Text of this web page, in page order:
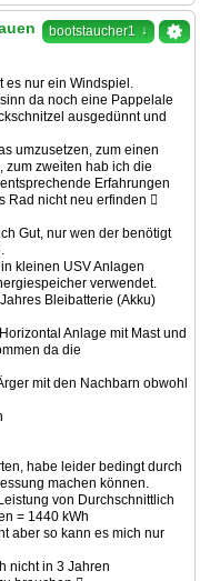
bootstaucher1 ↓
es nur ein Windspiel.
da noch eine Pappelale
ausgedünnt und
umzusetzen, zum einen
zum zweiten hab ich die
Erfahrungen
Rad nicht neu erfinden 
Gut, nur wen der benötigt
kleinen USV Anlagen
verwendet.
Bleibatterie (Akku)
Anlage mit Mast und
da die
mit den Nachbarn obwohl
habe leider bedingt durch
machen können.
von Durchschnittlich
= 1440 kWh
aber so kann es mich nur
nicht in 3 Jahren